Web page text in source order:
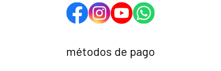
métodos de pago